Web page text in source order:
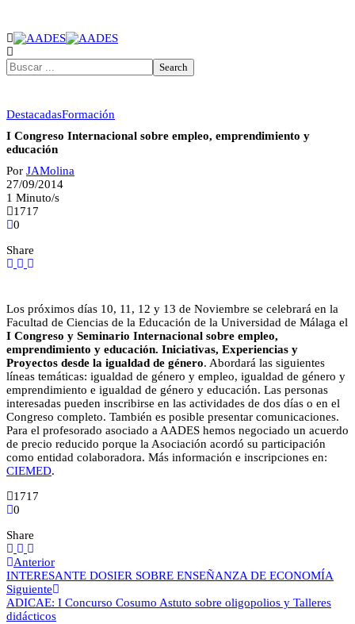
DestacadasFormación
I Congreso Internacional sobre empleo, emprendimiento y
educación
Por JAMolina
27/09/2014
1 Minuto/s
1717
0
Share
Los próximos días 10, 11, 12 y 13 de Noviembre se celebrará en la
Facultad de Ciencias de la Educación de la Universidad de Málaga el
I Congreso y Seminario Internacional sobre empleo,
emprendimiento y educación. Iniciativas, Experiencias y
Proyectos desde la igualdad de género. Abordará las siguientes
líneas temáticas: igualdad de género y empleo, igualdad de género y
emprendimiento e igualdad de género y educación. Las personas
interesadas pueden inscribirse en las actividades de dos días o en el
Congreso completo. También es posible presentar comunicaciones.
Para el profesorado asociado a AADES hemos negociado un acuerdo
de precio reducido porque la Asociación acordó su participación
como entidad colaboradora. Más información e inscripciones en:
CIEMED.
1717
0
Share
Anterior
INTERESANTE DOSIER SOBRE ENSEÑANZA DE ECONOMÍA
Siguiente
ADICAE: I Concurso Cosumo Astuto sobre oligopolios y Talleres
didácticos